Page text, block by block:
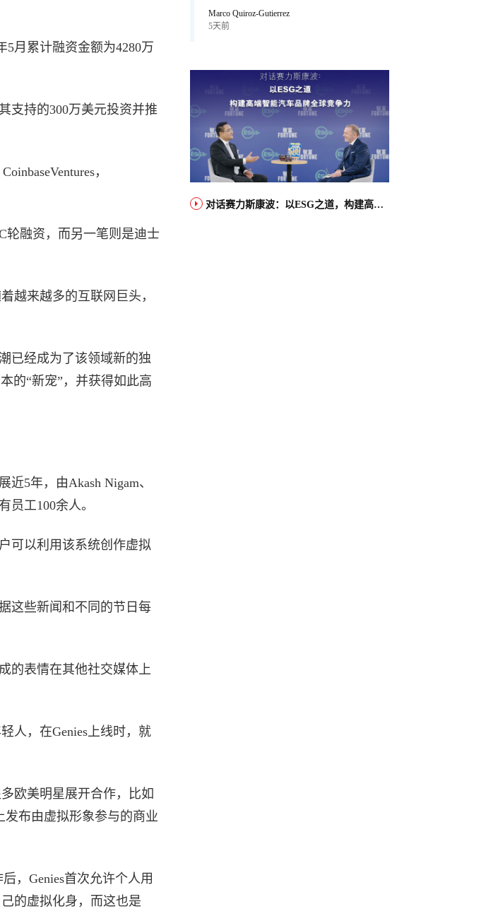
5月累计融资金额为4280万
支持的300万美元投资并推
，
轮融资，而另一笔则是迪士
越来越多的互联网巨头，
已经成为了该领域新的独
的“新宠”，并获得如此高
5年，由Akash Nigam、
员工100余人。
可以利用该系统创作虚拟
这些新闻和不同的节日每
的表情在其他社交媒体上
人，在Genies上线时，就
欧美明星展开合作，比如
发布由虚拟形象参与的商业
，Genies首次允许个人用
的虚拟化身，而这也是
Marco Quiroz-Gutierrez
5天前
对话赛力斯康波：以ESG之道，构建高端智能汽车品牌全球竞争力